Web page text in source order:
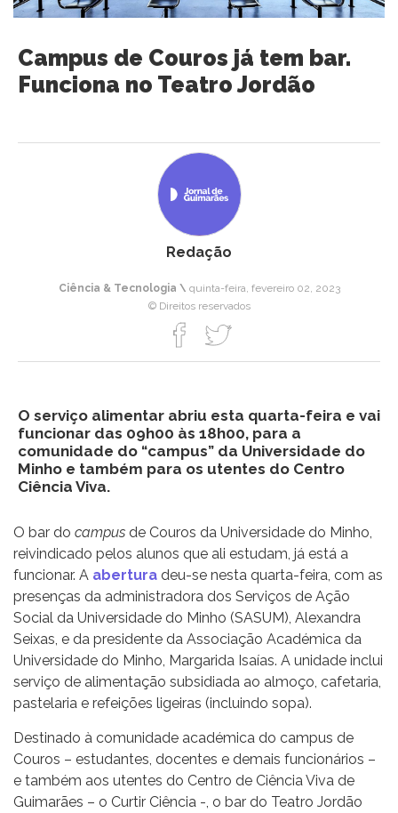
Campus de Couros já tem bar.
Funciona no Teatro Jordão
Redação
Ciência & Tecnologia \ quinta-feira, fevereiro 02, 2023
© Direitos reservados
O serviço alimentar abriu esta quarta-feira e vai
funcionar das 09h00 às 18h00, para a
comunidade do “campus” da Universidade do
Minho e também para os utentes do Centro
Ciência Viva.
O bar do campus de Couros da Universidade do Minho,
reivindicado pelos alunos que ali estudam, já está a
funcionar. A abertura deu-se nesta quarta-feira, com as
presenças da administradora dos Serviços de Ação
Social da Universidade do Minho (SASUM), Alexandra
Seixas, e da presidente da Associação Académica da
Universidade do Minho, Margarida Isaías. A unidade inclui
serviço de alimentação subsidiada ao almoço, cafetaria,
pastelaria e refeições ligeiras (incluindo sopa).
Destinado à comunidade académica do campus de
Couros – estudantes, docentes e demais funcionários –
e também aos utentes do Centro de Ciência Viva de
Guimarães – o Curtir Ciência -, o bar do Teatro Jordão